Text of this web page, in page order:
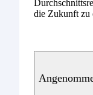
die Zukunft zu